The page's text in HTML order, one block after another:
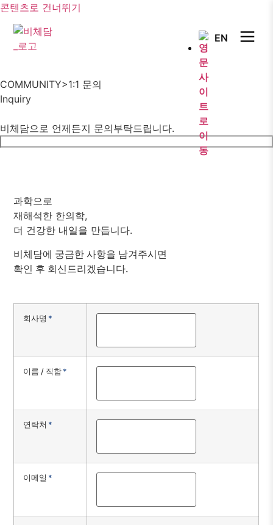
콘텐츠로 건너뛰기
EN
COMMUNITY>1:1 문의
Inquiry
비체담으로 언제든지 문의부탁드립니다.
과학으로
재해석한 한의학,
더 건강한 내일을 만듭니다.
비체담에 궁금한 사항을 남겨주시면
확인 후 회신드리겠습니다.
회사명 *
이름 / 직함 *
연락처 *
이메일 *